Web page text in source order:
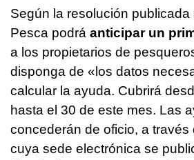
Según la resolución publicada
Pesca podrá anticipar un
a los propietarios de
disponga de «los datos
calcular la ayuda. Cubrirá
hasta el 30 de este mes. Las
concederán de oficio, a través
cuya sede electrónica se